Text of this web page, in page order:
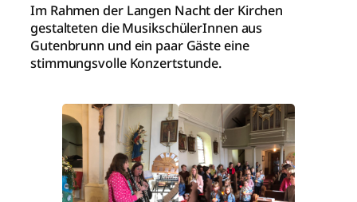
Im Rahmen der Langen Nacht der Kirchen
gestalteten die MusikschülerInnen aus
Gutenbrunn und ein paar Gäste eine
stimmungsvolle Konzertstunde.